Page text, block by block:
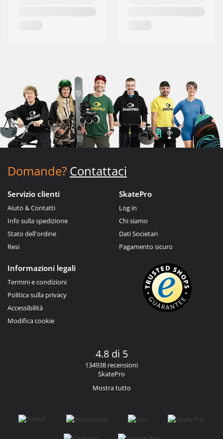
Domande? Contattaci
Servizio clienti
Aiuto & Contatti
Info sulla spedizione
Stato dell'ordine
Resi
SkatePro
Log in
Chi siamo
Dati Societari
Pagamento sicuro
Informazioni legali
Termini e condizioni
Politica sulla privacy
Accessibilità
Modifica cookie
4.8 di 5
134938 recensioni
SkatePro
Mostra tutto